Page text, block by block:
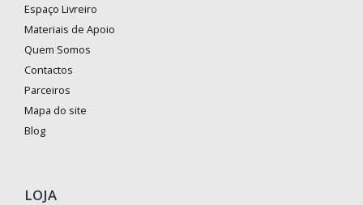
Espaço Livreiro
Materiais de Apoio
Quem Somos
Contactos
Parceiros
Mapa do site
Blog
LOJA